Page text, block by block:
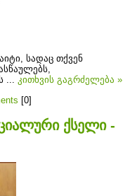
სადაც თქვენ
... კითხვის გაგრძელება »
[0]
ქსელი -